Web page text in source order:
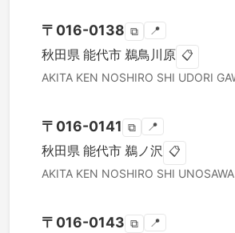
〒 016-0138 ⧉ 📍
秋田県 能代市 鵜鳥川原 📋
AKITA KEN NOSHIRO SHI UDORI
〒 016-0141 ⧉ 📍
秋田県 能代市 鵜ノ沢 📋
AKITA KEN NOSHIRO SHI UNOSAWA
〒 016-0143 ⧉ 📍